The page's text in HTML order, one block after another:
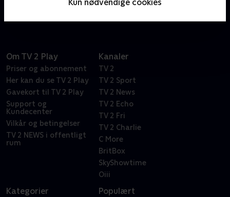
Kun nødvendige cookies
knust. Hvad skal der ske nu?
Om TV 2 Play
Priser og abonnement
Her kan du se TV 2 Play
Gavekort til TV 2 Play
Support og
Kundecenter
Vilkår og betingelser
TV 2 NEWS i offentligt
rum
Kanaler
TV 2
TV 2 Sport
TV 2 News
TV 2 Echo
TV 2 Fri
TV 2 Charlie
C More
BritBox
SkyShowtime
Oiii
Kategorier Populært